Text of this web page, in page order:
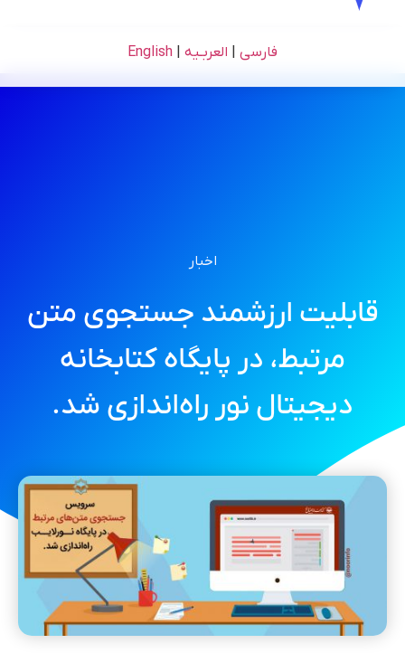
فارسی العربـیه English
اخبار
قابلیت ارزشمند جستجوی متن
مرتبط، در پایگاه کتابخانه
دیجیتال نور راه‌اندازی شد.